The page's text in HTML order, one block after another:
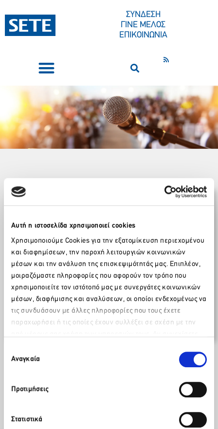
Αυτή η ιστοσελίδα χρησιμοποιεί cookies
Χρησιμοποιούμε Cookies για την εξατομίκευση περιεχομένου
και διαφημίσεων, την παροχή λειτουργιών κοινωνικών
μέσων και την ανάλυση της επισκεψιμότητάς μας. Επιπλέον,
μοιραζόμαστε πληροφορίες που αφορούν τον τρόπο που
χρησιμοποιείτε τον ιστότοπό μας με συνεργάτες κοινωνικών
μέσων, διαφήμισης και αναλύσεων, οι οποίοι ενδεχομένως να
τις συνδυάσουν με άλλες πληροφορίες που τους έχετε
παραχωρήσει ή τις οποίες έχουν συλλέξει σε σχέση με την
των Cookies μας.
συγκατάθεσης
Αναγκαία
Προτιμήσεις
Στατιστικά
ΣΥΝΔΕΣΗ
ΓΙΝΕ ΜΕΛΟΣ
ΕΠΙΚΟΙΝΩΝΙΑ
Ομιλίες / Δηλώσεις
20 Μαΐου 2020
Συνέντευξη προέδρουΣΕΤΕ,
κ. Γιάννη Ρέτσου στην Athens
Voice
Δείτε εδώ την συνέντευξη με τον πρόεδρο τουΣΕΤΕ,
Γιάννη Ρέτσο, για την τουριστική περίοδο στη μετά-
κορωνοϊό εποχή.